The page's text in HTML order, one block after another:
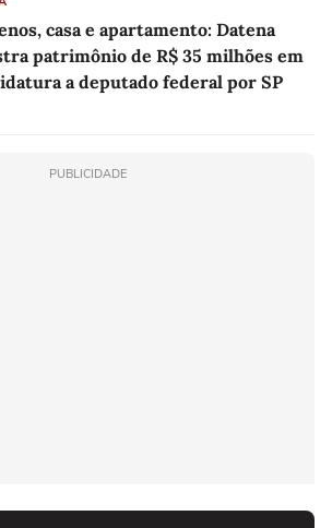
casa e apartamento: Datena
patrimônio de R$ 35 milhões em
a deputado federal por SP
PUBLICIDADE